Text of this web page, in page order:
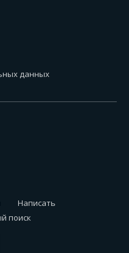
данных
Написать
поиск